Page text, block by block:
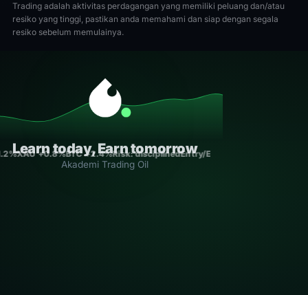
Trading adalah aktivitas perdagangan yang memiliki peluang dan/atau
resiko yang tinggi, pastikan anda memahami dan siap dengan segala
resiko sebelum memulainya.
Learn today, Earn tomorrow
Akademi Trading Oil
XAU +0.8%BTC +2.4%Risk: disciplinedEntry/Exit: rule-based